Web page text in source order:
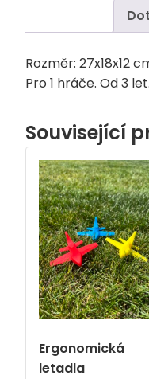
Rozměr: 27x18x12
Pro 1 hráče. Od 3 let.
Související
Ergonomická
letadla